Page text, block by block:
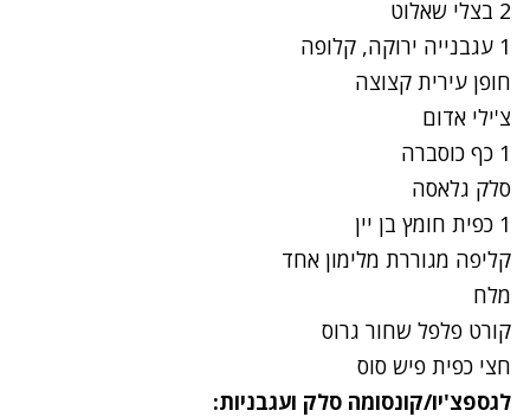
2 בצלי שאלוט
1 עגבנייה ירוקה, קלופה
חופן עירית קצוצה
צ'ילי אדום
1 כף כוסברה
סלק גלאסה
1 כפית חומץ בן יין
קליפה מגוררת מלימון אחד
מלח
קורט פלפל שחור גרוס
חצי כפית פיש סוס
לגספצ'יו/קונסומה סלק ועגבניות: